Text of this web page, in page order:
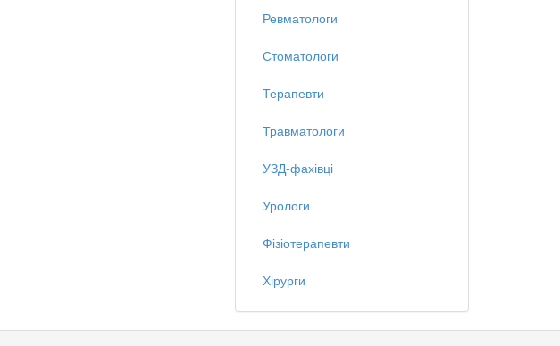
Ревматологи
Стоматологи
Терапевти
Травматологи
УЗД-фахівці
Урологи
Фізіотерапевти
Хірурги